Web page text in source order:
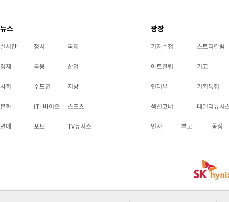
뉴스
실시간 정치 국제
경제 금융 산업
사회 수도권 지방
문화 IT·바이오 스포츠
연예 포토 TV뉴시스
광장
기자수첩 스토리칼럼
아트클럽 기고
인터뷰 기획특집
섹션코너 데일리뉴시
인사 부고 동정